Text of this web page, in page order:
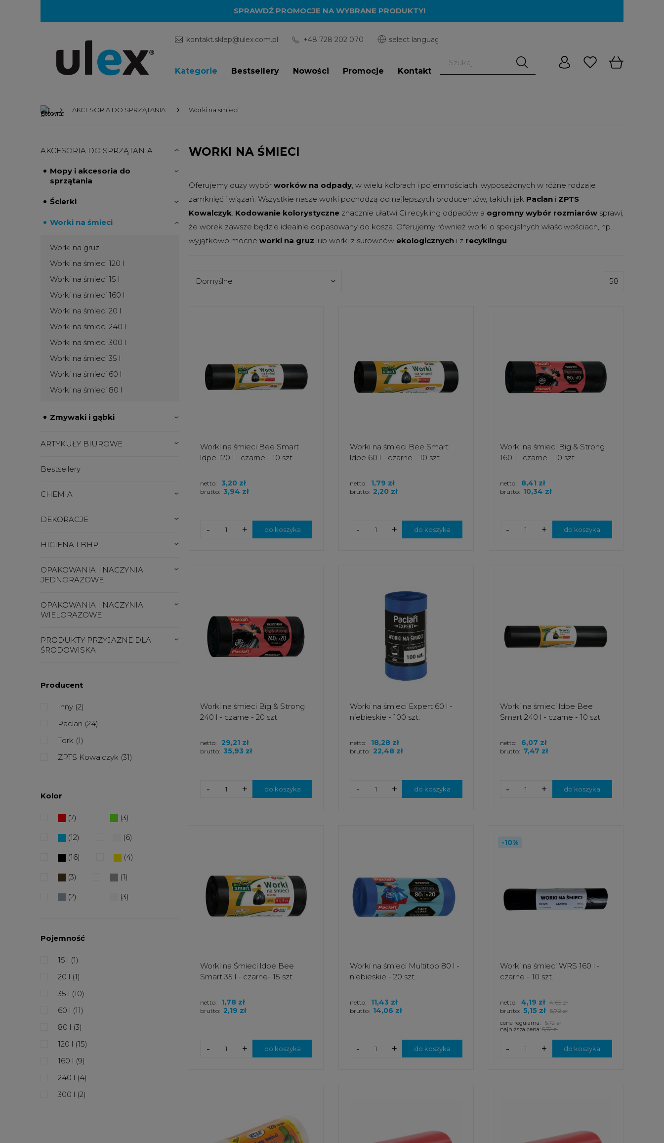
SPRAWDŹ PROMOCJE NA WYBRANE PRODUKTY!
kontakt.sklep@ulex.com.pl +48 728 202 070
Kategorie Bestsellery Nowości Promocje Kontakt
AKCESORIA DO SPRZĄTANIA Worki na śmieci
AKCESORIA DO SPRZĄTANIA
Mopy i akcesoria do
sprzątania
Ścierki
Worki na śmieci
Worki na gruz
Worki na śmieci 120 l
Worki na śmieci 15 l
Worki na śmieci 160 l
Worki na śmieci 20 l
Worki na śmieci 240 l
Worki na śmieci 300 l
Worki na śmieci 35 l
Worki na śmieci 60 l
Worki na śmieci 80 l
Zmywaki i gąbki
ARTYKUŁY BIUROWE
Bestsellery
CHEMIA
DEKORACJE
HIGIENA I BHP
OPAKOWANIA I NACZYNIA
JEDNORAZOWE
OPAKOWANIA I NACZYNIA
WIELORAZOWE
PRODUKTY PRZYJAZNE DLA
ŚRODOWISKA
Producent
Inny (2)
Paclan (24)
Tork (1)
ZPTS Kowalczyk (31)
Kolor
(7) (3)
(12) (6)
(16) (4)
(3) (1)
(2) (3)
Pojemność
15 l (1)
20 l (1)
35 l (10)
60 l (11)
80 l (3)
120 l (15)
160 l (9)
240 l (4)
300 l (2)
WORKI NA ŚMIECI
Oferujemy duży wybór worków na odpady, w wielu kolorach i pojemnościach, wyposażonych w różne rodzaje
zamknięć i wiązań. Wszystkie nasze worki pochodzą od najlepszych producentów, takich jak Paclan i ZPTS
Kowalczyk. Kodowanie kolorystyczne znacznie ułatwi Ci recykling odpadów a ogromny wybór rozmiarów sprawi,
że worek zawsze będzie idealnie dopasowany do kosza. Oferujemy również worki o specjalnych właściwościach, np.
wyjątkowo mocne worki na gruz lub worki z surowców ekologicznych i z recyklingu.
58
Worki na śmieci Bee Smart
ldpe 120 l - czarne - 10 szt.
brutto: 3,94 zł
netto: 3,20 zł
+
- do koszyka
Worki na śmieci Bee Smart
ldpe 60 l - czarne - 10 szt.
brutto: 2,20 zł
netto: 1,79 zł
+
- do koszyka
Worki na śmieci Big & Strong
160 l - czarne - 10 szt.
brutto: 10,34 zł
netto: 8,41 zł
+
- do koszyka
Worki na śmieci Big & Strong
240 l - czarne - 20 szt.
brutto: 35,93 zł
netto: 29,21 zł
+
- do koszyka
Worki na śmieci Expert 60 l -
niebieskie - 100 szt.
brutto: 22,48 zł
netto: 18,28 zł
+
- do koszyka
Worki na śmieci ldpe Bee
Smart 240 l - czarne - 10 szt.
brutto: 7,47 zł
netto: 6,07 zł
+
- do koszyka
Worki na Śmieci ldpe Bee
Smart 35 l - czarne- 15 szt.
brutto: 2,19 zł
netto: 1,78 zł
+
- do koszyka
Worki na śmieci Multitop 80 l -
niebieskie - 20 szt.
brutto: 14,06 zł
netto: 11,43 zł
+
- do koszyka
Worki na śmieci WRS 160 l -
czarne - 10 szt.
brutto: 5,15 zł 5,72 zł
cena regularna:
5,72 zł
najniższa cena: 5,72 zł
netto: 4,19 zł 4,65 zł
+
- do koszyka
-10%